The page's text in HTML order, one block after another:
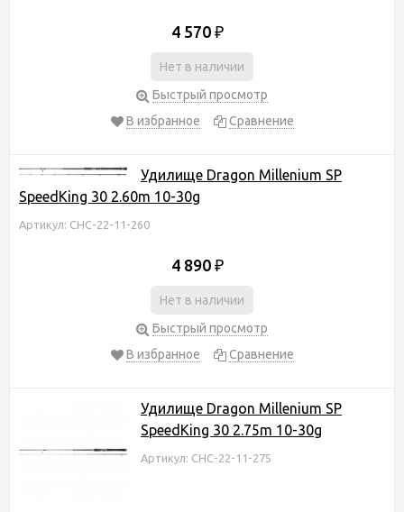
4 570 ₽
Нет в наличии
Быстрый просмотр
В избранное
Сравнение
Удилище Dragon Millenium SP
SpeedKing 30 2.60m 10-30g
Артикул: CHC-22-11-260
4 890 ₽
Нет в наличии
Быстрый просмотр
В избранное
Сравнение
Удилище Dragon Millenium SP
SpeedKing 30 2.75m 10-30g
Артикул: CHC-22-11-275